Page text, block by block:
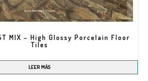
MIX – High Glossy Porcelain Floor
Tiles
LEER MÁS